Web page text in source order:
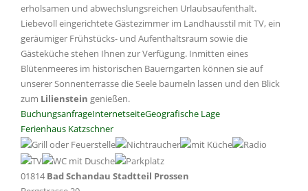
erholsamen und abwechslungsreichen Urlaubsaufenthalt.
Liebevoll eingerichtete Gästezimmer im Landhausstil mit TV, ein
geräumiger Frühstücks- und Aufenthaltsraum sowie die
Gästeküche stehen Ihnen zur Verfügung. Inmitten eines
Blütenmeeres im historischen Bauerngarten können sie auf
unserer Sonnenterrasse die Seele baumeln lassen und den Blick
zum Lilienstein genießen.
BuchungsanfrageInternetseiteGeografische Lage
Ferienhaus Katzschner
01814 Bad Schandau Stadtteil Prossen